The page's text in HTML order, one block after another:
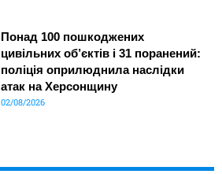
Понад 100 пошкоджених
цивільних об’єктів і 31 поранений:
поліція оприлюднила наслідки
атак на Херсонщину
02/08/2026